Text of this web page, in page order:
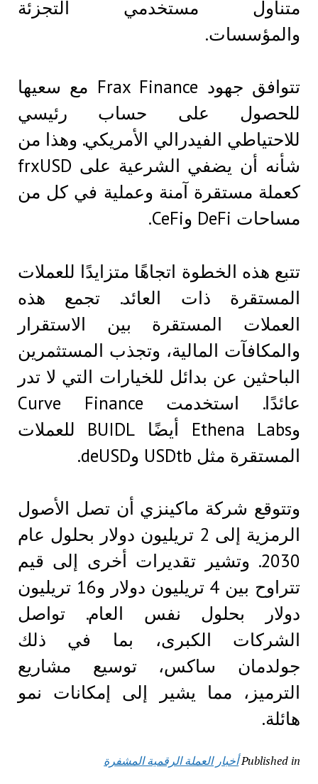
متناول مستخدمي التجزئة
والمؤسسات.
تتوافق جهود Frax Finance مع سعيها
للحصول على حساب رئيسي
للاحتياطي الفيدرالي الأمريكي. وهذا من
شأنه أن يضفي الشرعية على frxUSD
كعملة مستقرة آمنة وعملية في كل من
مساحات DeFi وCeFi.
تتبع هذه الخطوة اتجاهًا متزايدًا للعملات
المستقرة ذات العائد. تجمع هذه
العملات المستقرة بين الاستقرار
والمكافآت المالية، وتجذب المستثمرين
الباحثين عن بدائل للخيارات التي لا تدر
عائدًا. استخدمت Curve Finance
وEthena Labs أيضًا BUIDL للعملات
المستقرة مثل USDtb وdeUSD.
وتتوقع شركة ماكينزي أن تصل الأصول
الرمزية إلى 2 تريليون دولار بحلول عام
2030. وتشير تقديرات أخرى إلى قيم
تتراوح بين 4 تريليون دولار و16 تريليون
دولار بحلول نفس العام. تواصل
الشركات الكبرى، بما في ذلك
جولدمان ساكس، توسيع مشاريع
الترميز، مما يشير إلى إمكانات نمو
هائلة.
Published inأخبار العملة الرقمية المشفرة